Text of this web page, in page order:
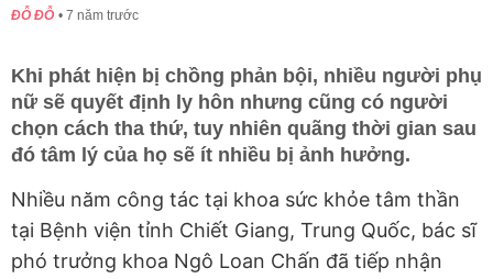
ĐỖ ĐỖ 7 năm trước
Khi phát hiện bị chồng phản bội, nhiều người phụ
nữ sẽ quyết định ly hôn nhưng cũng có người
chọn cách tha thứ, tuy nhiên quãng thời gian sau
đó tâm lý của họ sẽ ít nhiều bị ảnh hưởng.
Nhiều năm công tác tại khoa sức khỏe tâm thần
tại Bệnh viện tỉnh Chiết Giang, Trung Quốc, bác sĩ
phó trưởng khoa Ngô Loan Chấn đã tiếp nhận